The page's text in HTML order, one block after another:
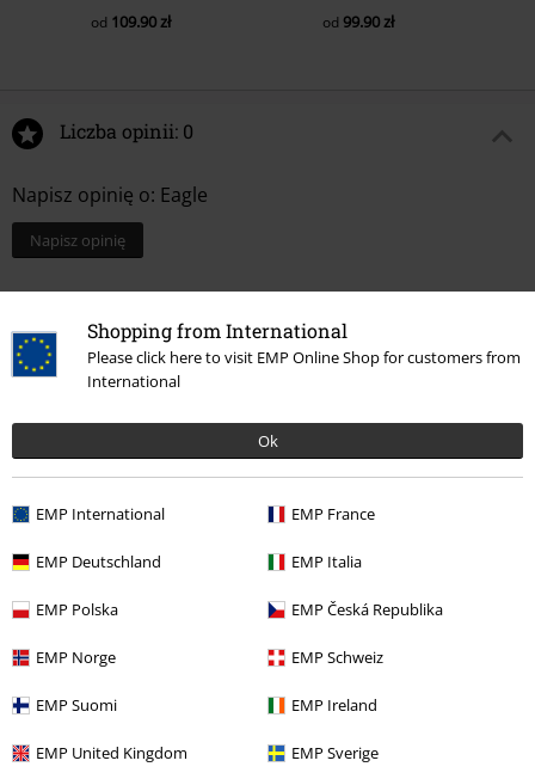
Shopping from International
Please click here to visit EMP Online Shop for customers from
International
Ok
EMP International EMP France
EMP Deutschland EMP Italia
EMP Polska EMP Česká Republika
EMP Norge EMP Schweiz
EMP Suomi EMP Ireland
EMP United Kingdom EMP Sverige
od 109.90 zł od 99.90 zł
Liczba opinii: 0
Napisz opinię o: Eagle
Napisz opinię